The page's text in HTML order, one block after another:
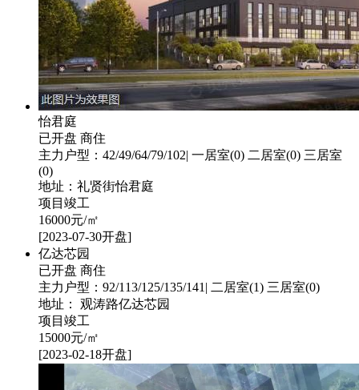
怡君庭
已开盘 商住
主力户型：42/49/64/79/102| 一居室(0) 二居室(0) 三居室
(0)
地址：礼贤街怡君庭
项目竣工
16000元/㎡
[2023-07-30开盘]
亿达芯园
已开盘 商住
主力户型：92/113/125/135/141| 二居室(1) 三居室(0)
地址： 观涛路亿达芯园
项目竣工
15000元/㎡
[2023-02-18开盘]